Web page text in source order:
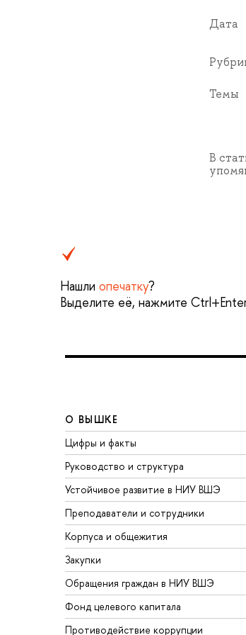
Дата
Темы
В
Нашли опечатку?
Выделите её, нажмите
О ВЫШКЕ
Цифры и факты
Руководство и структура
Устойчивое развитие в НИУ ВШЭ
Преподаватели и сотрудники
Корпуса и общежития
Закупки
Обращения граждан в НИУ ВШЭ
Фонд целевого капитала
Противодействие коррупции